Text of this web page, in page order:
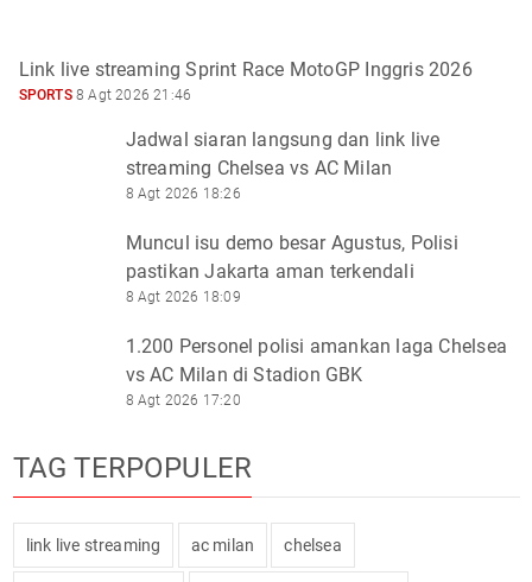
Link live streaming Sprint Race MotoGP Inggris 2026
SPORTS8 Agt 2026 21:46
Jadwal siaran langsung dan link live
streaming Chelsea vs AC Milan
8 Agt 2026 18:26
Muncul isu demo besar Agustus, Polisi
pastikan Jakarta aman terkendali
8 Agt 2026 18:09
1.200 Personel polisi amankan laga Chelsea
vs AC Milan di Stadion GBK
8 Agt 2026 17:20
TAG TERPOPULER
link live streaming ac milan chelsea